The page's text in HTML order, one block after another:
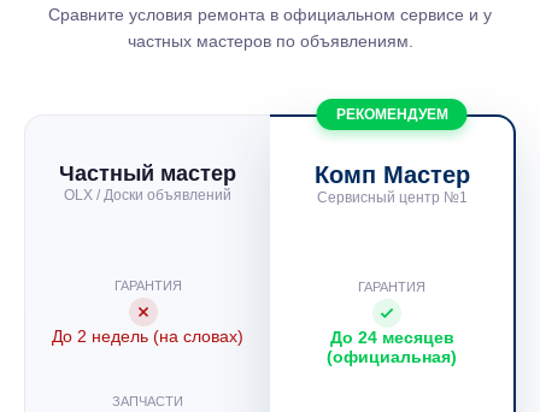
Сравните условия ремонта в официальном сервисе и у
частных мастеров по объявлениям.
Частный мастер
OLX / Доски объявлений
ГАРАНТИЯ
До 2 недель (на словах)
ЗАПЧАСТИ
РЕКОМЕНДУЕМ
Комп Мастер
Сервисный центр №1
ГАРАНТИЯ
До 24 месяцев
(официальная)